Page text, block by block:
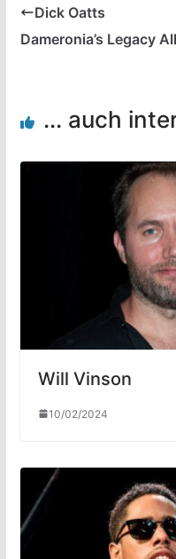
Dick Oatts
Dameronia’s Legacy
... auch
Will Vinson
10/02/2024